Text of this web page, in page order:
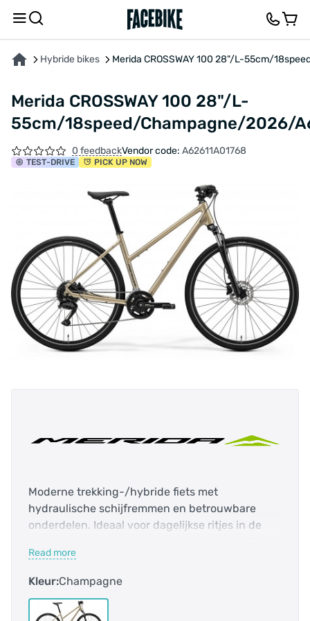
Hybride bikes Merida CROSSWAY 100 28"/L-55cm/
Merida CROSSWAY 100 28"/L-
55cm/18speed/Champagne/2026/
0 feedbackVendor code: A62611A01768
TEST-DRIVE PICK UP NOW
Moderne trekking-/hybride fiets met
hydraulische schijfremmen en betrouwbare
onderdelen. Ideaal voor dagelijkse ritjes in de
vernieuwde trekking-/hybride fiets heeft nu
meer bandenspeling voor nog meer rijcomfort,
met een lange lijst van hoogwaardige
onderdelen, waaronder krachtige, gemakkelijk te
Read more
Kleur:Champagne
ABOUT THE PRODUCT CHARACTERISTICSDESCRIPTION FEEDBACK AND